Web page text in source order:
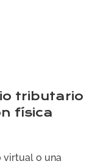
tributario
física
virtual o una